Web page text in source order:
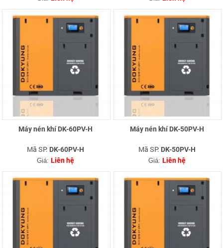
Máy nén khí DK-60PV-H
Mã SP: DK-60PV-H
Giá: Liên hệ
Máy nén khí DK-50PV-H
Mã SP: DK-50PV-H
Giá: Liên hệ